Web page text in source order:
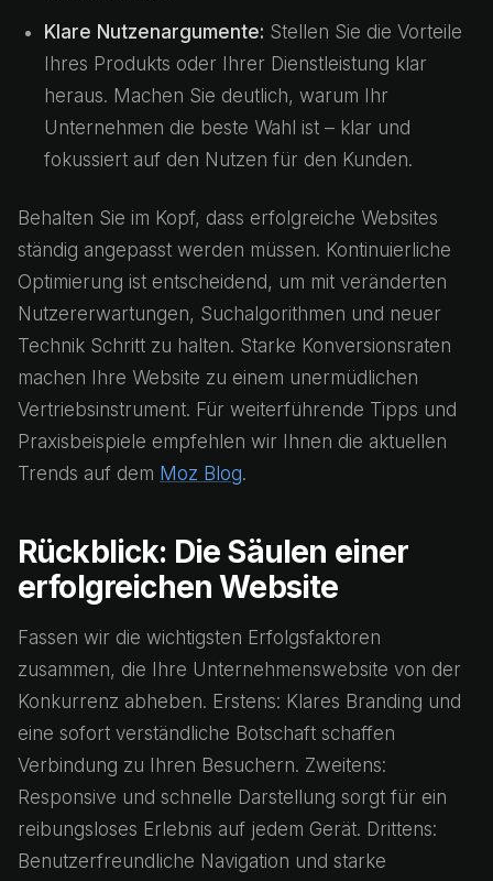
Klare Nutzenargumente: Stellen Sie die Vorteile
Ihres Produkts oder Ihrer Dienstleistung klar
heraus. Machen Sie deutlich, warum Ihr
Unternehmen die beste Wahl ist – klar und
fokussiert auf den Nutzen für den Kunden.
Behalten Sie im Kopf, dass erfolgreiche Websites
ständig angepasst werden müssen. Kontinuierliche
Optimierung ist entscheidend, um mit veränderten
Nutzererwartungen, Suchalgorithmen und neuer
Technik Schritt zu halten. Starke Konversionsraten
machen Ihre Website zu einem unermüdlichen
Vertriebsinstrument. Für weiterführende Tipps und
Praxisbeispiele empfehlen wir Ihnen die aktuellen
Trends auf dem Moz Blog.
Rückblick: Die Säulen einer
erfolgreichen Website
Fassen wir die wichtigsten Erfolgsfaktoren
zusammen, die Ihre Unternehmenswebsite von der
Konkurrenz abheben. Erstens: Klares Branding und
eine sofort verständliche Botschaft schaffen
Verbindung zu Ihren Besuchern. Zweitens:
Responsive und schnelle Darstellung sorgt für ein
reibungsloses Erlebnis auf jedem Gerät. Drittens:
Benutzerfreundliche Navigation und starke